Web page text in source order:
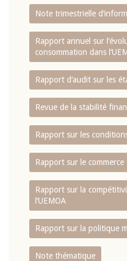
Note trimestrielle
Rapport annuel sur
consommation dans
Rapport d‘audit sur les
Revue de la stabilité
Rapport sur les
Rapport sur le
Rapport sur la
l‘UEMOA
Rapport sur la politique
Note thématique